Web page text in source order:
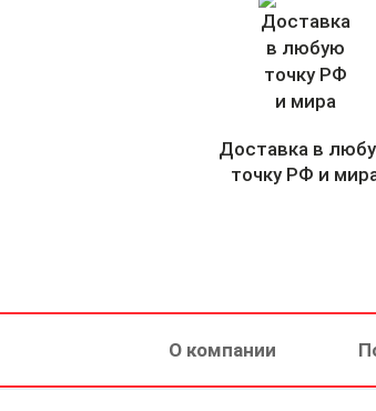
Доставка в
точку РФ и
О компании